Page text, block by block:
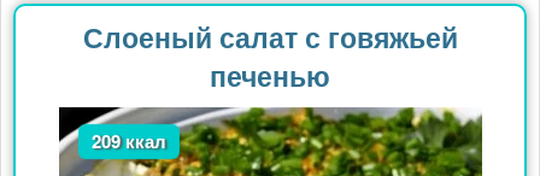
Слоеный салат с говяжьей
печенью
209 ккал